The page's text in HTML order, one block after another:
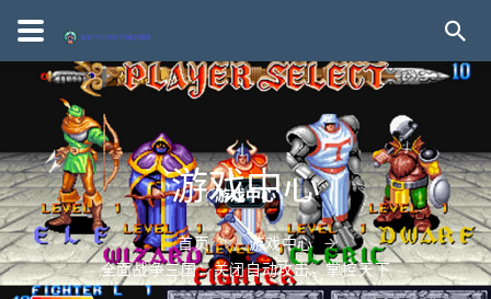
游戏中心
首页
游戏中心
全面战争三国：关闭自动攻击，掌控天下